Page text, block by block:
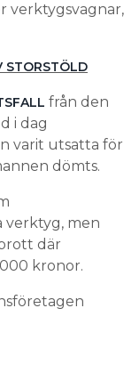
verktygsvagnar,
STORSTÖLD
från den
i dag
varit utsatta för
dömts.
verktyg, men
där
kronor.